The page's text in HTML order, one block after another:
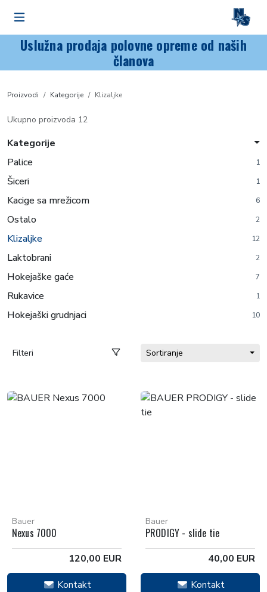
Uslužna prodaja polovne opreme od naših
članova
Proizvodi Kategorije Klizaljke
Ukupno proizvoda 12
Kategorije
Palice
1
Šiceri 1
Kacige sa mrežicom 6
Ostalo 2
Klizaljke 12
Laktobrani 2
Hokejaške gaće 7
Rukavice 1
Hokejaški grudnjaci 10
Filteri Sortiranje
Bauer
Nexus 7000
120,00 EUR
Kontakt
Bauer
PRODIGY - slide tie
40,00 EUR
Kontakt